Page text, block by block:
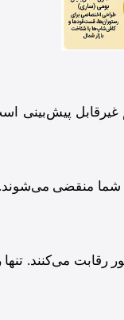
غیرقابل
شما منقضی
رقابت می‌کنند.